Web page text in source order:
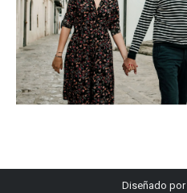
Diseñado por